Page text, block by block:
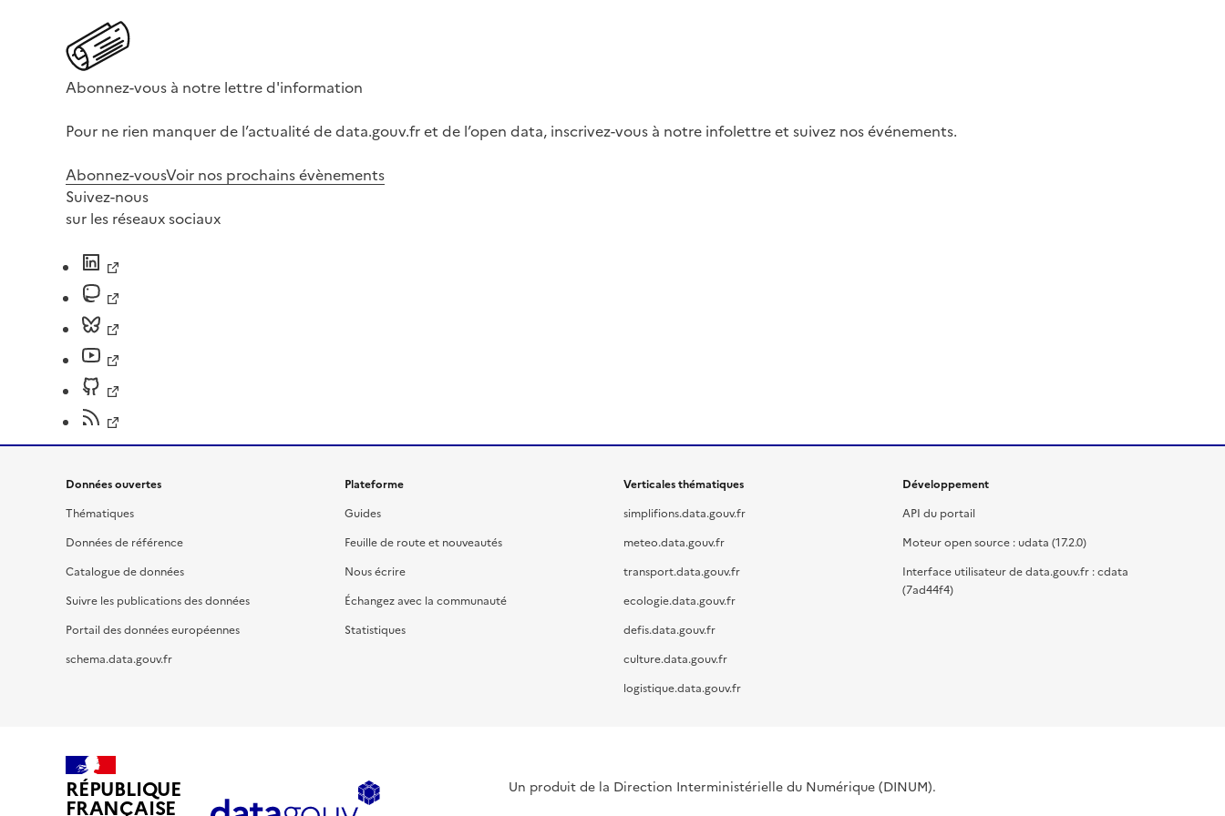
Abonnez-vous à notre lettre d'information
Pour ne rien manquer de l’actualité de data.gouv.fr et de l’open data, inscrivez-vous à notre infolettre et suivez nos événements.
Abonnez-vousVoir nos prochains évènements
Suivez-nous
sur les réseaux sociaux
Données ouvertes
Thématiques
Données de référence
Catalogue de données
Suivre les publications des données
Portail des données européennes
schema.data.gouv.fr
Plateforme
Guides
Feuille de route et nouveautés
Nous écrire
Échangez avec la communauté
Statistiques
Verticales thématiques
simplifions.data.gouv.fr
meteo.data.gouv.fr
transport.data.gouv.fr
ecologie.data.gouv.fr
defis.data.gouv.fr
culture.data.gouv.fr
logistique.data.gouv.fr
Développement
API du portail
Moteur open source : udata (17.2.0)
Interface utilisateur de data.gouv.fr : cdata
(7ad44f4)
RÉPUBLIQUE
FRANÇAISE
Un produit de la Direction Interministérielle du Numérique (DINUM).